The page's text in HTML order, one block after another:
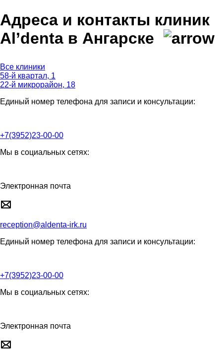
Адреса и контакты клиник
Al’denta в Ангарске
Все клиники
58-й квартал, 1
​22-й микрорайон, 18
Единый номер телефона для записи и консультации:
+7(3952)23-00-00
Мы в социальных сетях:
Электронная почта
reception@aldenta-irk.ru
Единый номер телефона для записи и консультации:
+7(3952)23-00-00
Мы в социальных сетях:
Электронная почта